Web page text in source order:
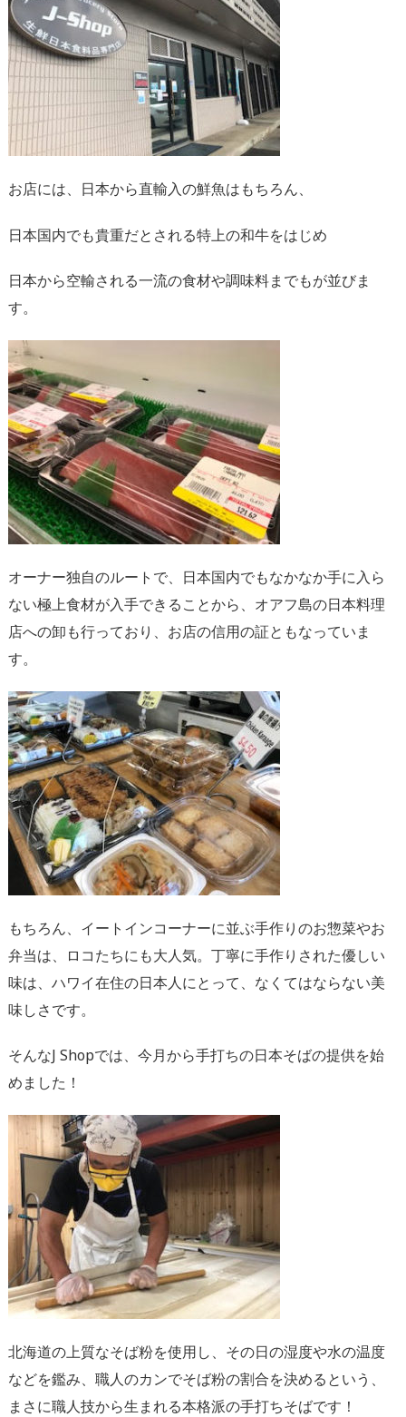
お店には、日本から直輸入の鮮魚はもちろん、
日本国内でも貴重だとされる特上の和牛をはじめ
日本から空輸される一流の食材や調味料までもが並びま
す。
オーナー独自のルートで、日本国内でもなかなか手に入ら
ない極上食材が入手できることから、オアフ島の日本料理
店への卸も行っており、お店の信用の証ともなっていま
す。
もちろん、イートインコーナーに並ぶ手作りのお惣菜やお
弁当は、ロコたちにも大人気。丁寧に手作りされた優しい
味は、ハワイ在住の日本人にとって、なくてはならない美
味しさです。
そんなJ Shopでは、今月から手打ちの日本そばの提供を始
めました！
北海道の上質なそば粉を使用し、その日の湿度や水の温度
などを鑑み、職人のカンでそば粉の割合を決めるという、
まさに職人技から生まれる本格派の手打ちそばです！